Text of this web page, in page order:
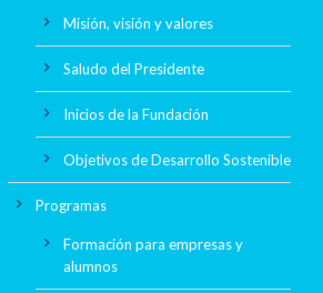
Misión, visión y valores
Saludo del Presidente
Inicios de la Fundación
Objetivos de Desarrollo Sostenible
Programas
Formación para empresas y
alumnos